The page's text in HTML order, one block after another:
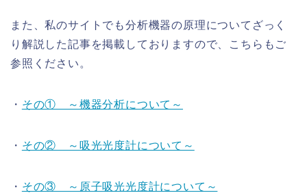
また、私のサイトでも分析機器の原理についてざっく
り解説した記事を掲載しておりますので、こちらもご
参照ください。
・ その① ～機器分析について～
・ その② ～吸光光度計について～
・ その③ ～原子吸光光度計について～